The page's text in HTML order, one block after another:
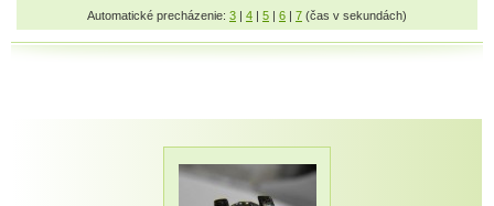
Automatické precházenie: 3 | 4 | 5 | 6 | 7 (čas v sekundách)